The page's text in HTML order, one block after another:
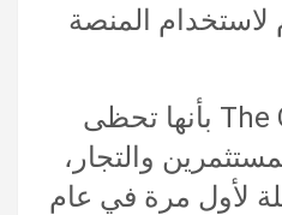
المنصة
وتتميز عملة The Graph بأنها تحظى
والتجار،
لأول مرة في عام